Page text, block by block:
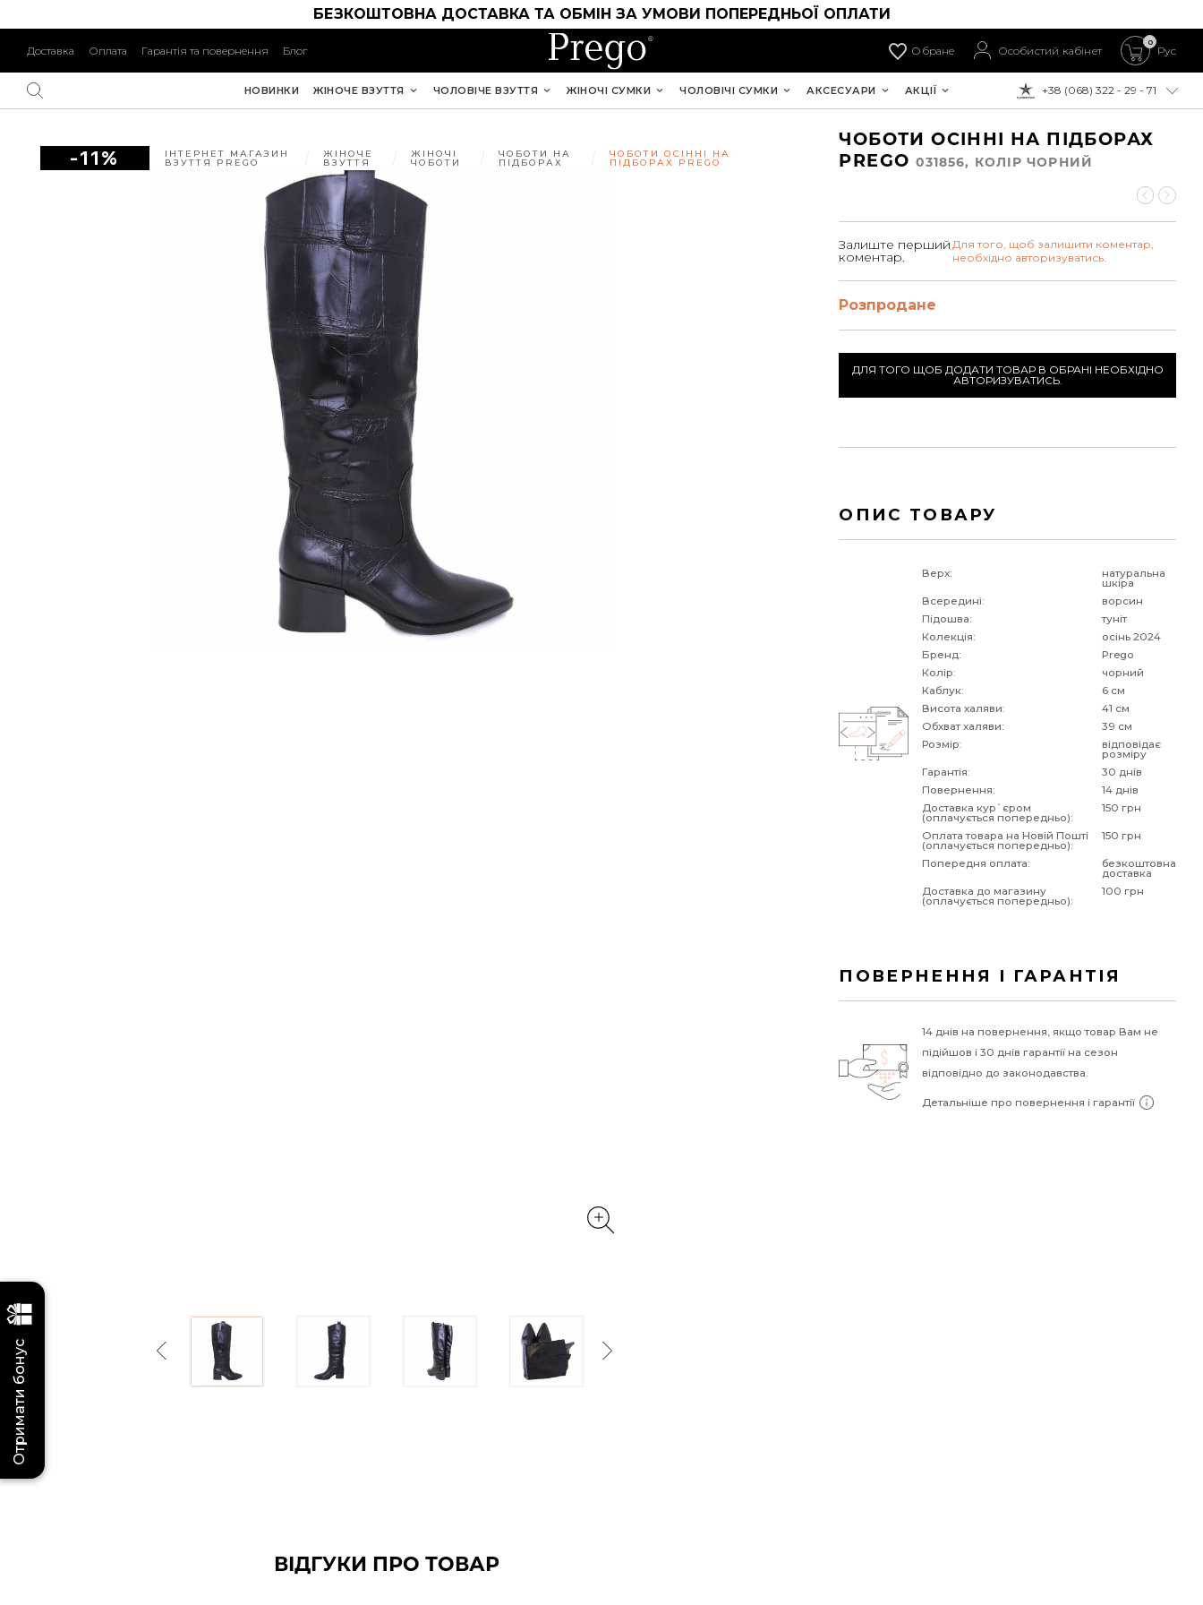
БЕЗКОШТОВНА ДОСТАВКА ТА ОБМІН ЗА УМОВИ ПОПЕРЕДНЬОЇ ОПЛАТИ
Доставка Оплата Гарантія та повернення Блог Обране Особистий кабінет
0
Рус
ДО ОПЛАТИ:
+38 (068) 322 - 29 - 71
НОВИНКИ ЖІНОЧЕ ВЗУТТЯ ЧОЛОВІЧЕ ВЗУТТЯ ЖІНОЧІ СУМКИ ЧОЛОВІЧІ СУМКИ АКСЕСУАРИ АКЦІЇ
-11% ІНТЕРНЕТ МАГАЗИН
ВЗУТТЯ PREGO
ЖІНОЧЕ
ВЗУТТЯ
ЖІНОЧІ
ЧОБОТИ
ЧОБОТИ НА
ПІДБОРАХ
ЧОБОТИ ОСІННІ НА
ПІДБОРАХ PREGO
Previous Next
ВІДГУКИ ПРО ТОВАР
ЧОБОТИ ОСІННІ НА ПІДБОРАХ
PREGO 031856, КОЛIР ЧОРНИЙ
Залиште перший
коментар.
Для того, щоб залишити коментар,
необхідно авторизуватись.
Розпродане
ДЛЯ ТОГО ЩОБ ДОДАТИ ТОВАР В ОБРАНІ НЕОБХІДНО
АВТОРИЗУВАТИСЬ.
ОПИС ТОВАРУ
Верх: натуральна
шкіра
Всередині:
ворсин
Підошва:
туніт
Колекція:
осінь 2024
Бренд:
Prego
Колір:
чорний
Каблук:
6 см
Висота халяви:
41 см
Обхват халяви:
39 см
Розмір:
відповідає
розміру
Гарантія:
30 днів
Повернення:
14 днів
Доставка кур`єром
(оплачується попередньо):
150 грн
Оплата товара на Новій Пошті
(оплачується попередньо):
150 грн
Попередня оплата: безкоштовна
доставка
Доставка до магазину
(оплачується попередньо):
100 грн
ПОВЕРНЕННЯ І ГАРАНТІЯ
14 днів на повернення, якщо товар Вам не
підійшов і 30 днів гарантії на сезон
відповідно до законодавства.
Детальніше про повернення і гарантії
Отримати бонус